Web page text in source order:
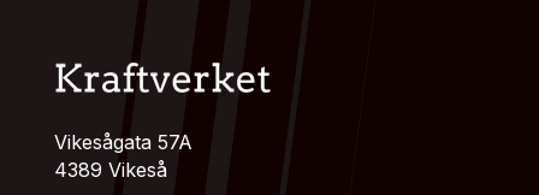
Vikesågata 57A
4389 Vikeså